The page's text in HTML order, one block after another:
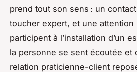
prend tout son sens : un
toucher expert, et une attention
participent à l’installation d’un
la personne se sent écoutée et
relation praticienne-client